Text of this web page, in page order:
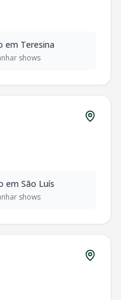
em Teresina
shows
em São Luís
shows